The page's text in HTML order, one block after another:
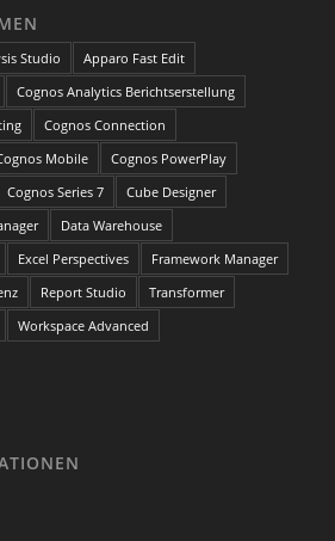
Studio
Apparo Fast Edit
Cognos Analytics Berichtserstellung
Cognos Connection
Mobile
Cognos PowerPlay
Cognos Series 7
Cube Designer
Data Warehouse
Excel Perspectives
Framework Manager
Report Studio
Transformer
Workspace Advanced